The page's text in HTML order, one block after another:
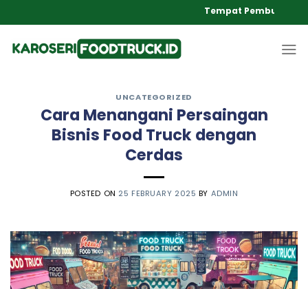
to
content
Tempat Pembuatan Food
UNCATEGORIZED
Cara Menangani Persaingan
Bisnis Food Truck dengan
Cerdas
POSTED ON 25 FEBRUARY 2025 BY ADMIN